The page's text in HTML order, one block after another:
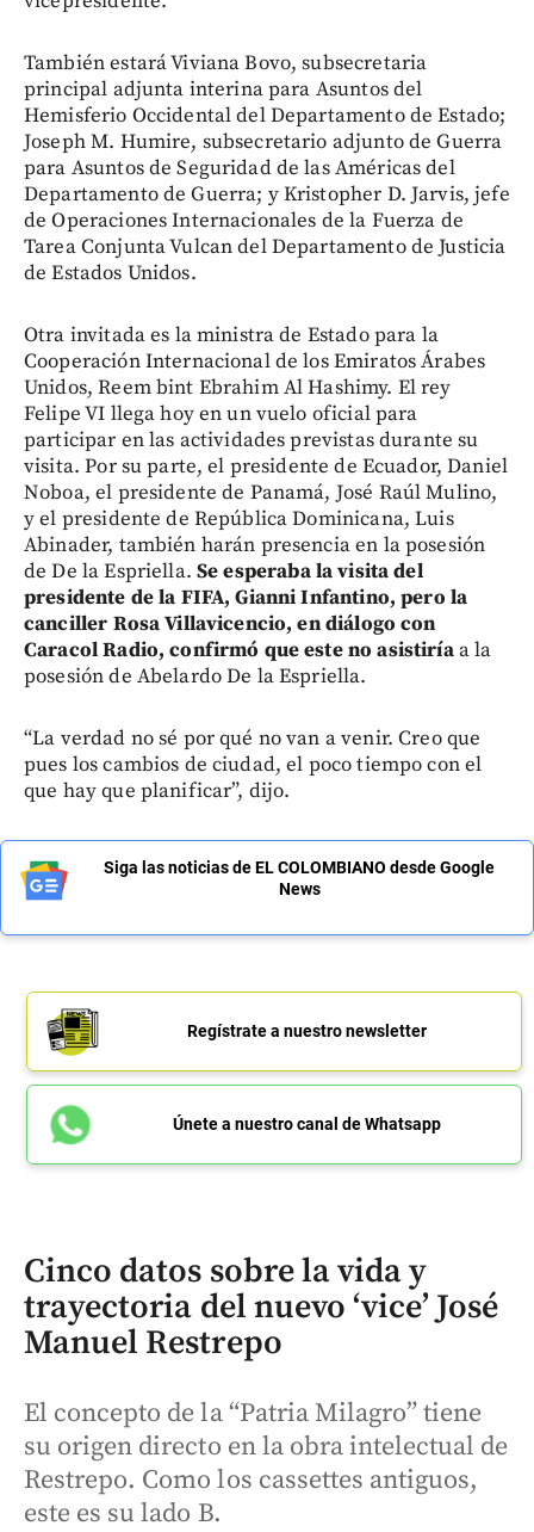
También estará Viviana Bovo, subsecretaria
principal adjunta interina para Asuntos del
Hemisferio Occidental del Departamento de Estado;
Joseph M. Humire, subsecretario adjunto de Guerra
para Asuntos de Seguridad de las Américas del
Departamento de Guerra; y Kristopher D. Jarvis, jefe
de Operaciones Internacionales de la Fuerza de
Tarea Conjunta Vulcan del Departamento de Justicia
de Estados Unidos.
Otra invitada es la ministra de Estado para la
Cooperación Internacional de los Emiratos Árabes
Unidos, Reem bint Ebrahim Al Hashimy. El rey
Felipe VI llega hoy en un vuelo oficial para
participar en las actividades previstas durante su
visita. Por su parte, el presidente de Ecuador, Daniel
Noboa, el presidente de Panamá, José Raúl Mulino,
y el presidente de República Dominicana, Luis
Abinader, también harán presencia en la posesión
de De la Espriella. Se esperaba la visita del
presidente de la FIFA, Gianni Infantino, pero la
canciller Rosa Villavicencio, en diálogo con
Caracol Radio, confirmó que este no asistiríaa la
posesión de Abelardo De la Espriella.
“La verdad no sé por qué no van a venir. Creo que
pues los cambios de ciudad, el poco tiempo con el
que hay que planificar”, dijo.
Siga las noticias de EL COLOMBIANO desde Google
News
Regístrate a nuestro newsletter
Únete a nuestro canal de Whatsapp
Cinco datos sobre la vida y
trayectoria del nuevo ‘vice’ José
Manuel Restrepo
El concepto de la “Patria Milagro” tiene
su origen directo en la obra intelectual de
Restrepo. Como los cassettes antiguos,
este es su lado B.